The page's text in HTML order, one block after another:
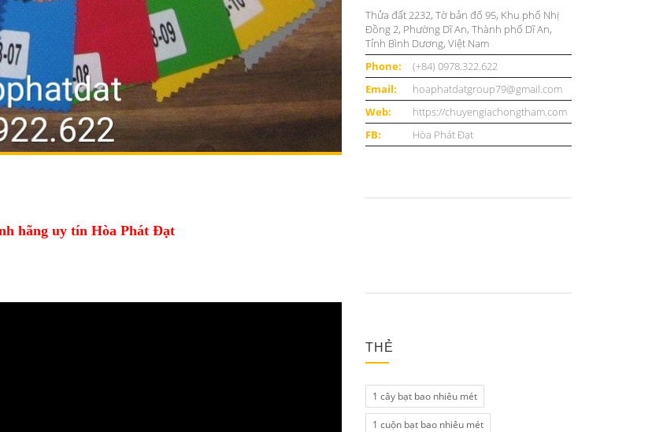
hãng uy tín Hòa Phát Đạt
Thửa đất 2232, Tờ bản đố 95, Khu phố Nhị
Đồng 2, Phường Dĩ An, Thành phố Dĩ An,
Tỉnh Bình Dương, Việt Nam
Phone:
(+84) 0978.322.622
Email:
hoaphatdatgroup79@gmail.com
Web:
https://chuyengiachongtham.com
FB:
Hòa Phát Đạt
THẺ
1 cây bạt bao nhiêu mét
1 cuộn bạt bao nhiêu mét